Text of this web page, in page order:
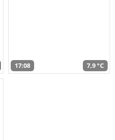
17:08 7,9 °C